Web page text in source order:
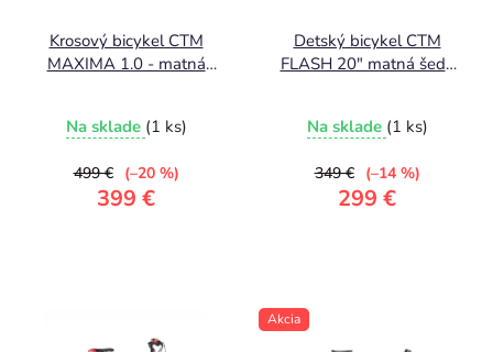
Krosový bicykel CTM
MAXIMA 1.0 - matná
Na sklade (1 ks)
399 €
499 € (–20 %)
Detský bicykel CTM
FLASH 20" matná šedá
Na sklade (1 ks)
299 €
349 € (–14 %)
Akcia